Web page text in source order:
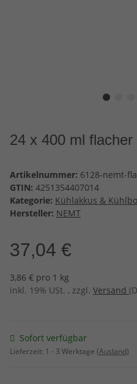
24 x 400 ml flacher
Artikelnummer: 6128-nemt-
GTIN: 4251354407014
Kategorie: Kühlakkus &
Hersteller: NEMT
37,04 €
3,86 € pro 1 kg
inkl. 19% USt. , zzgl. Versand
Sofort verfügbar
Lieferzeit: 1 - 3 Werktage (Ausland)